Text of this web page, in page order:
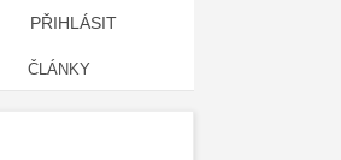
PŘIHLÁSIT
ČLÁNKY